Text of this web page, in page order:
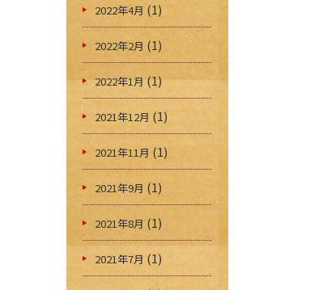
2022年4月 (1)
2022年2月 (1)
2022年1月(1)
2021年12月 (1)
2021年11月 (1)
2021年9月(1)
2021年8月 (1)
2021年7月 (1)